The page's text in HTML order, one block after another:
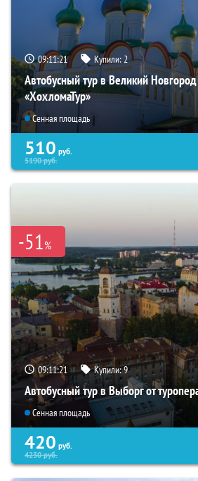
09:11:20 Купили:2
Автобусный тур в Великий Новгород
«ХохломаТур»
Сенная площадь
510 руб.
5190руб.
-51%
09:11:20 Купили:9
Автобусный тур в Выборг от
Сенная площадь
420 руб.
4230руб.